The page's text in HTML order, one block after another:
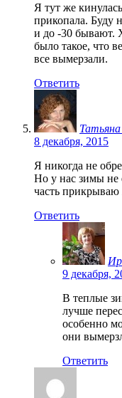
Я тут же
прикопала. Буду
и до -30 бывают.
было такое, что
все вымерзали.
Ответить
8 декабря, 2015
Я никогда не
Но у нас зимы не
часть прикрываю
Ответить
9 декабря,
В теплые
лучше
особенно
они
Ответить